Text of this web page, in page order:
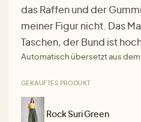
das Raffen und der
meiner Figur nicht. Das
Taschen, der Bund ist
Automatisch übersetzt aus
GEKAUFTES PRODUKT
Rock Suri Green